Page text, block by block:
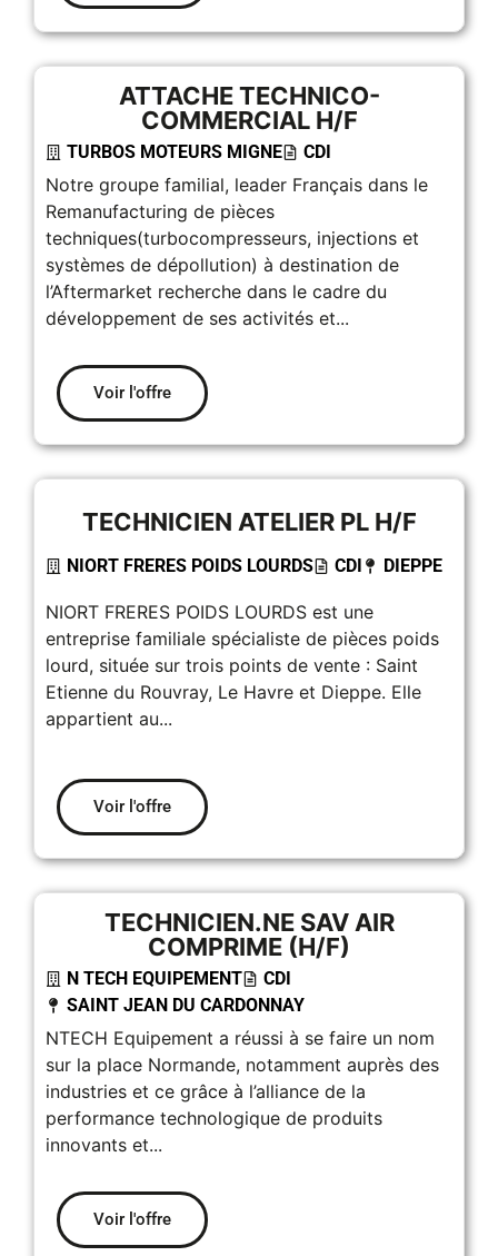
ATTACHE TECHNICO-
COMMERCIAL H/F
TURBOS MOTEURS MIGNE CDI
Notre groupe familial, leader Français dans le
Remanufacturing de pièces
techniques(turbocompresseurs, injections et
systèmes de dépollution) à destination de
l’Aftermarket recherche dans le cadre du
développement de ses activités et...
Voir l'offre
TECHNICIEN ATELIER PL H/F
NIORT FRERES POIDS LOURDS CDI DIEPPE
NIORT FRERES POIDS LOURDS est une
entreprise familiale spécialiste de pièces poids
lourd, située sur trois points de vente : Saint
Etienne du Rouvray, Le Havre et Dieppe. Elle
appartient au...
Voir l'offre
TECHNICIEN.NE SAV AIR
COMPRIME (H/F)
N TECH EQUIPEMENT
CDI
SAINT JEAN DU CARDONNAY
NTECH Equipement a réussi à se faire un nom
sur la place Normande, notamment auprès des
industries et ce grâce à l’alliance de la
performance technologique de produits
innovants et...
Voir l'offre